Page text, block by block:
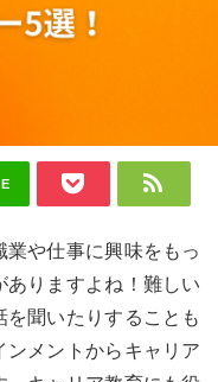
業や仕事に興味をもっ
りますよね！難しい
聞いたりすることも
ンメントからキャリア